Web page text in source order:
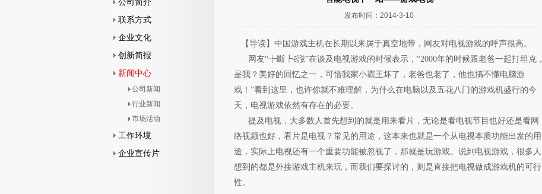
联系方式
企业文化
创新简报
新闻中心
公司新闻
行业新闻
市场活动
工作环境
企业宣传片
发布时间：2014-3-10
【导读】中国游戏主机在长期以来属于真空地带，网友对电视游戏的呼声很高。
网友“┾斷┡ē誸”在谈及电视游戏的时候表示，“2000年的时候跟老爸一起打坦克，
是我？美好的回忆之一，可惜我家小霸王坏了，老爸也老了，他也搞不懂电脑游
戏！”看到这里，也许你就不难理解，为什么在电脑以及五花八门的游戏机盛行的今
天，电视游戏依然有存在的必要。
提及电视，大多数人首先想到的就是用来看片，无论是看电视节目也好还是看网
络视频也好，看片是电视？常见的用途，这本来也就是一个从电视本质功能出发的用
途，实际上电视还有一个重要功能被忽视了，那就是玩游戏。说到电视游戏，很多人
想到的都是外接游戏主机来玩，而我们要探讨的，则是直接把电视做成游戏机的可行
性。